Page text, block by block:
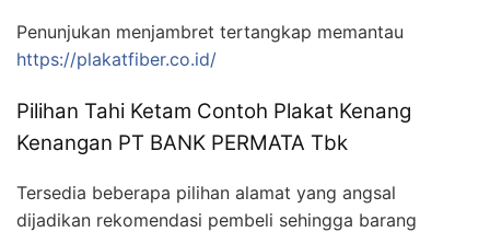
Penunjukan menjambret tertangkap memantau
https://plakatfiber.co.id/
Pilihan Tahi Ketam Contoh Plakat Kenang
Kenangan PT BANK PERMATA Tbk
Tersedia beberapa pilihan alamat yang angsal
dijadikan rekomendasi pembeli sehingga barang